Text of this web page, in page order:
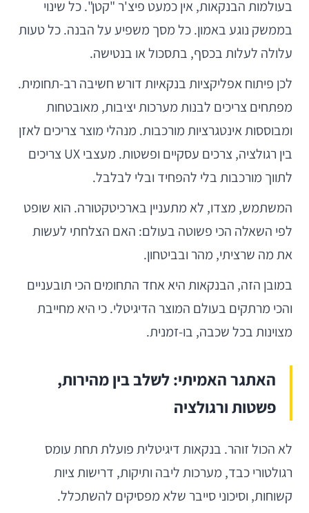
בעולמות הבנקאות, אין כמעט פיצ'ר "קטן". כל שינוי
בממשק נוגע באמון. כל מסך משפיע על הבנה. כל טעות
עלולה לעלות בכסף, בתסכול או בנטישה.
לכן פיתוח אפליקציות בנקאיות דורש חשיבה רב-תחומית.
מפתחים צריכים לבנות מערכות יציבות, מאובטחות
ומבוססות אינטגרציות מורכבות. מנהלי מוצר צריכים לאזן
בין רגולציה, צרכים עסקיים ופשטות. מעצבי UX צריכים
לתווך מורכבות בלי להפחיד ובלי לבלבל.
המשתמש, מצדו, לא מתעניין בארכיטקטורה. הוא שופט
לפי השאלה הכי פשוטה בעולם: האם הצלחתי לעשות
את מה שרציתי, מהר ובביטחון.
במובן הזה, הבנקאות היא אחד התחומים הכי תובעניים
והכי מרתקים בעולם המוצר הדיגיטלי. כי היא מחייבת
מצוינות בכל שכבה, בו-זמנית.
האתגר האמיתי: לשלב בין מהירות,
פשטות ורגולציה
לא הכול זוהר. בנקאות דיגיטלית פועלת תחת עומס
רגולטורי כבד, מערכות ליבה ותיקות, דרישות ציות
קשוחות, וסיכוני סייבר שלא מפסיקים להשתכלל.